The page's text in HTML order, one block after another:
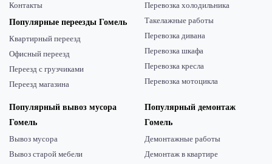
Контакты
Популярные переезды Гомель
Квартирный переезд
Офисный переезд
Переезд с грузчиками
Переезд магазина
Перевозка холодильника
Такелажные работы
Перевозка дивана
Перевозка шкафа
Перевозка кресла
Перевозка мотоцикла
Популярный вывоз мусора
Гомель
Вывоз мусора
Вывоз старой мебели
Популярный демонтаж
Гомель
Демонтажные работы
Демонтаж в квартире